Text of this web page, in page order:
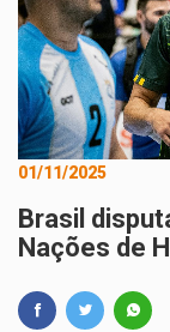
01/11/2025
Brasil
Nações de